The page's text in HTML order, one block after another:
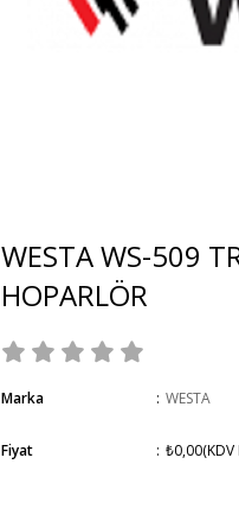
WESTA WS-509
HOPARLÖR
Marka : WESTA
Fiyat : ₺0,00